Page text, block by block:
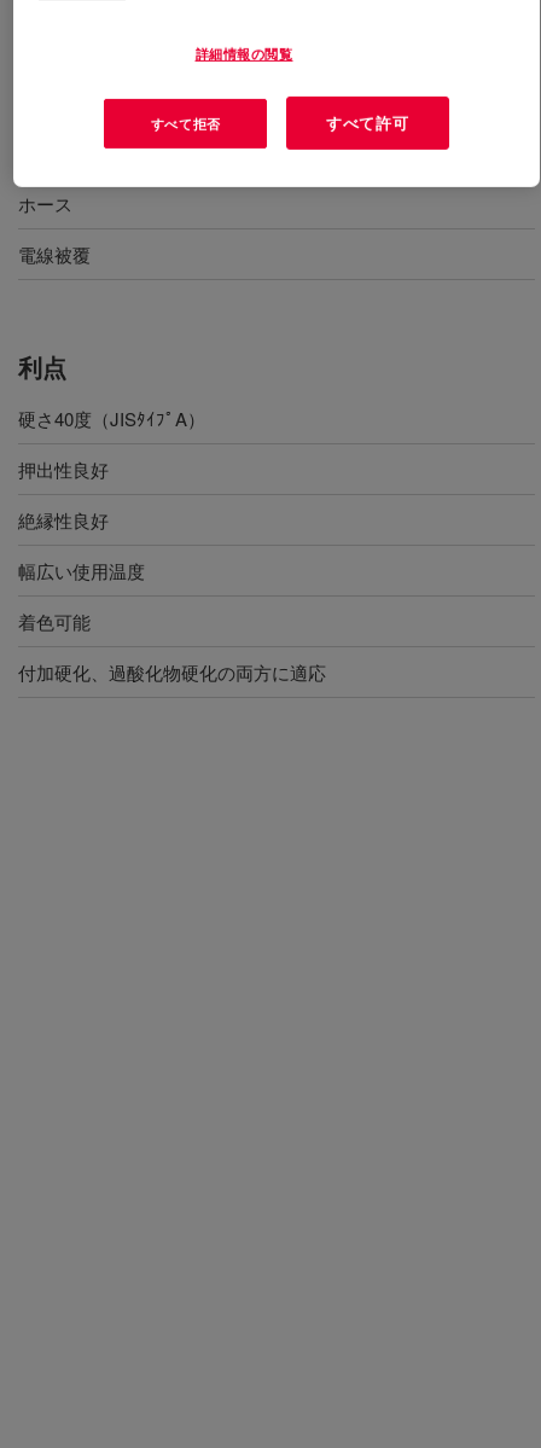
ホース
電線被覆
利点
硬さ40度（JISﾀｲﾌﾟA）
押出性良好
絶縁性良好
幅広い使用温度
着色可能
付加硬化、過酸化物硬化の両方に適応
詳細情報の閲覧
すべて拒否 すべて許可